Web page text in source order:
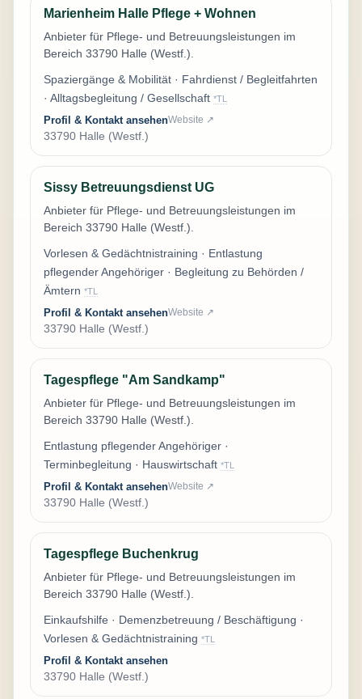
Marienheim Halle Pflege + Wohnen
Anbieter für Pflege- und Betreuungsleistungen im
Bereich 33790 Halle (Westf.).
Spaziergänge & Mobilität · Fahrdienst / Begleitfahrten
· Alltagsbegleitung / Gesellschaft *TL
Profil & Kontakt ansehenWebsite ↗
33790 Halle (Westf.)
Sissy Betreuungsdienst UG
Anbieter für Pflege- und Betreuungsleistungen im
Bereich 33790 Halle (Westf.).
Vorlesen & Gedächtnistraining · Entlastung
pflegender Angehöriger · Begleitung zu Behörden /
Ämtern *TL
Profil & Kontakt ansehenWebsite ↗
33790 Halle (Westf.)
Tagespflege "Am Sandkamp"
Anbieter für Pflege- und Betreuungsleistungen im
Bereich 33790 Halle (Westf.).
Entlastung pflegender Angehöriger ·
Terminbegleitung · Hauswirtschaft *TL
Profil & Kontakt ansehenWebsite ↗
33790 Halle (Westf.)
Tagespflege Buchenkrug
Anbieter für Pflege- und Betreuungsleistungen im
Bereich 33790 Halle (Westf.).
Einkaufshilfe · Demenzbetreuung / Beschäftigung ·
Vorlesen & Gedächtnistraining *TL
Profil & Kontakt ansehen
33790 Halle (Westf.)